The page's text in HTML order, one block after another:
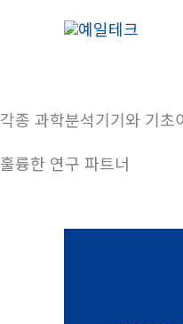
건
뛰
각종 과학분석기기와 기초
훌륭한 연구 파트너